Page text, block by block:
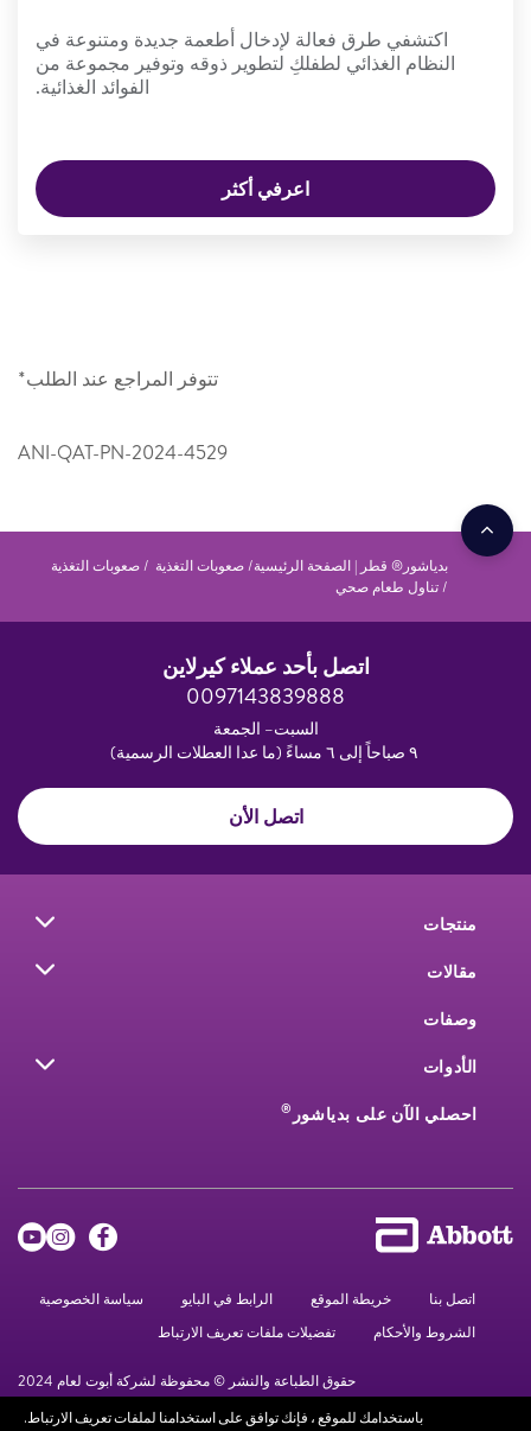
اكتشفي طرق فعالة لإدخال أطعمة جديدة ومتنوعة في
النظام الغذائي لطفلكِ لتطوير ذوقه وتوفير مجموعة من
الفوائد الغذائية.
اعرفي أكثر
تتوفر المراجع عند الطلب*
ANI-QAT-PN-2024-4529
بدياشور® قطر | الصفحة الرئيسية صعوبات التغذية
صعوبات التغذية
تناول طعام صحي
اتصل بأحد عملاء كيرلاين
0097143839888
السبت– الجمعة
اتصل الأن
منتجات
مقالات
وصفات
الأدوات
احصلي الآن على بدياشور ®
اتصل بنا خريطة الموقع الرابط في البايو
سياسة الخصوصية
الشروط والأحكام
تفضيلات ملفات تعريف الارتباط
حقوق الطباعة والنشر © محفوظة لشركة أبوت لعام 2024
باستخدامك للموقع ، فإنك توافق على استخدامنا لملفات تعريف الارتباط.